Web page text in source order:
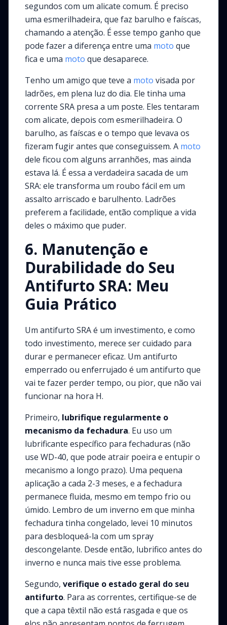
segundos com um alicate comum. É preciso
uma esmerilhadeira, que faz barulho e faíscas,
chamando a atenção. É esse tempo ganho que
pode fazer a diferença entre uma moto que
fica e uma moto que desaparece.
Tenho um amigo que teve a moto visada por
ladrões, em plena luz do dia. Ele tinha uma
corrente SRA presa a um poste. Eles tentaram
com alicate, depois com esmerilhadeira. O
barulho, as faíscas e o tempo que levava os
fizeram fugir antes que conseguissem. A moto
dele ficou com alguns arranhões, mas ainda
estava lá. É essa a verdadeira sacada de um
SRA: ele transforma um roubo fácil em um
assalto arriscado e barulhento. Ladrões
preferem a facilidade, então complique a vida
deles o máximo que puder.
6. Manutenção e
Durabilidade do Seu
Antifurto SRA: Meu
Guia Prático
Um antifurto SRA é um investimento, e como
todo investimento, merece ser cuidado para
durar e permanecer eficaz. Um antifurto
emperrado ou enferrujado é um antifurto que
vai te fazer perder tempo, ou pior, que não vai
funcionar na hora H.
Primeiro, lubrifique regularmente o
mecanismo da fechadura. Eu uso um
lubrificante específico para fechaduras (não
use WD-40, que pode atrair poeira e entupir o
mecanismo a longo prazo). Uma pequena
aplicação a cada 2-3 meses, e a fechadura
permanece fluida, mesmo em tempo frio ou
úmido. Lembro de um inverno em que minha
fechadura tinha congelado, levei 10 minutos
para desbloqueá-la com um spray
descongelante. Desde então, lubrifico antes do
inverno e nunca mais tive esse problema.
Segundo, verifique o estado geral do seu
antifurto. Para as correntes, certifique-se de
que a capa têxtil não está rasgada e que os